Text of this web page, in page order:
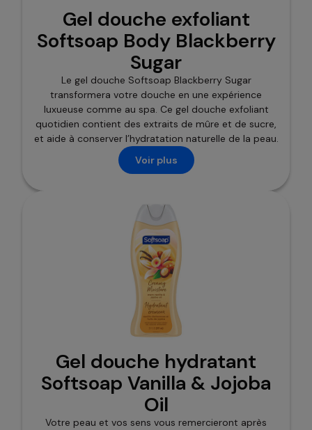
Gel douche exfoliant
Softsoap Body Blackberry
Sugar
Le gel douche Softsoap Blackberry Sugar
transformera votre douche en une expérience
luxueuse comme au spa. Ce gel douche exfoliant
quotidien contient des extraits de mûre et de sucre,
et aide à conserver l’hydratation naturelle de la peau.
Voir plus
Gel douche hydratant
Softsoap Vanilla & Jojoba
Oil
Votre peau et vos sens vous remercieront après